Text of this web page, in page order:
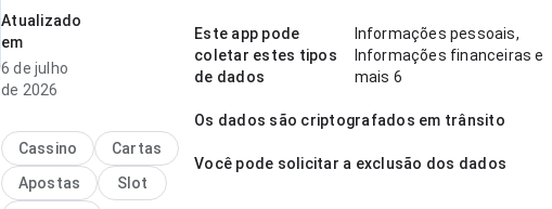
pesada. A experiência
combina bem com uso
frequente.
de velocidade de
carregamento para um
visitante novo; a interface
Atualizado
em
6 de julho
de 2026
Cassino
Cartas
Apostas
Slot
Este app pode
coletar estes tipos
de dados
Informações pessoais,
Informações financeiras e
mais 6
Os dados são criptografados em trânsito
Você pode solicitar a exclusão dos dados